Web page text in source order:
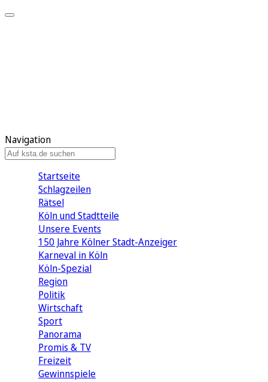
Navigation
Startseite
Schlagzeilen
Rätsel
Köln und Stadtteile
Unsere Events
150 Jahre Kölner Stadt-Anzeiger
Karneval in Köln
Köln-Spezial
Region
Politik
Wirtschaft
Sport
Panorama
Promis & TV
Freizeit
Gewinnspiele